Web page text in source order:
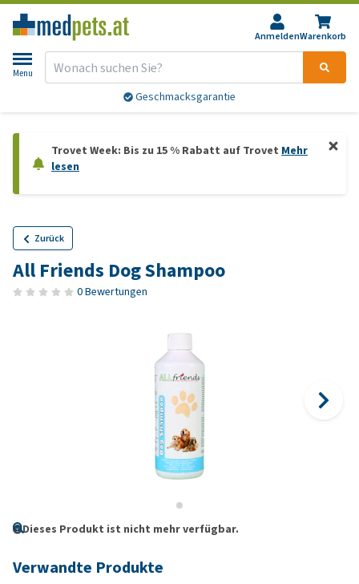
AnmeldenWarenkorb
Menu
Geschmacksgarantie
Trovet Week: Bis zu 15 % Rabatt auf Trovet Mehr
lesen
Zurück
All Friends Dog Shampoo
0 Bewertungen
Dieses Produkt ist nicht mehr verfügbar.
Verwandte Produkte